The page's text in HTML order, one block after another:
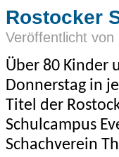
Rostocker
Veröffentlicht von
Über 80 Kinder
Donnerstag in
Titel der
Schulcampus
Schachverein